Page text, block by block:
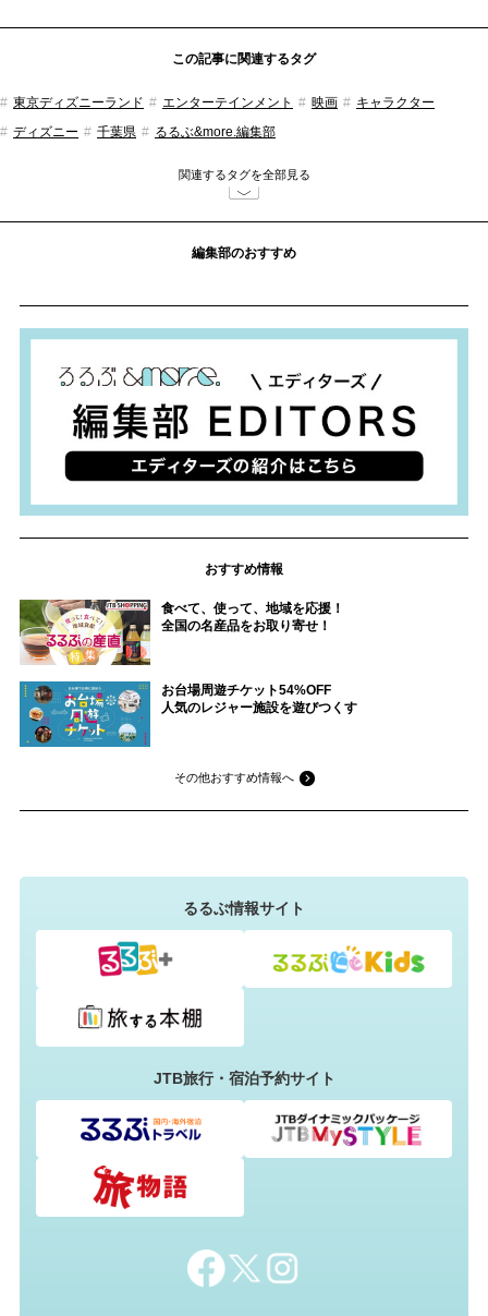
この記事に関連するタグ
東京ディズニーランド エンターテインメント 映画
キャラクター
ディズニー
千葉県 るるぶ&more.編集部
関連するタグを全部見る
編集部のおすすめ
おすすめ情報
食べて、使って、地域を応援！
全国の名産品をお取り寄せ！
お台場周遊チケット54%OFF
人気のレジャー施設を遊びつくす
その他おすすめ情報へ
るるぶ情報サイト
JTB旅行・宿泊予約サイト